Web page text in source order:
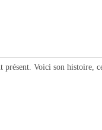
Voici son histoire,